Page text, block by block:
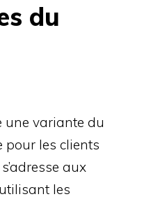
du
une variante du
pour les clients
aux
les